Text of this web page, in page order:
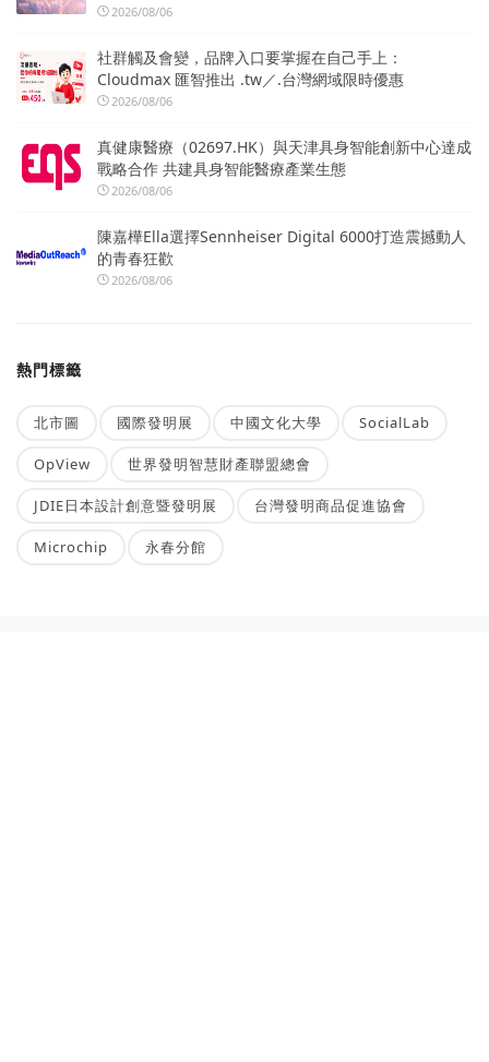
2026/08/06
社群觸及會變，品牌入口要掌握在自己手上：
Cloudmax 匯智推出 .tw／.台灣網域限時優惠
2026/08/06
真健康醫療（02697.HK）與天津具身智能創新中心達成
戰略合作 共建具身智能醫療產業生態
2026/08/06
陳嘉樺Ella選擇Sennheiser Digital 6000打造震撼動人
的青春狂歡
2026/08/06
熱門標籤
北市圖 國際發明展 中國文化大學 SocialLab
OpView 世界發明智慧財產聯盟總會
JDIE日本設計創意暨發明展 台灣發明商品促進協會
Microchip 永春分館